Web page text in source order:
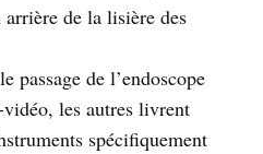
de la lisière des
passage de l’endoscope
les autres livrent
spécifiquement